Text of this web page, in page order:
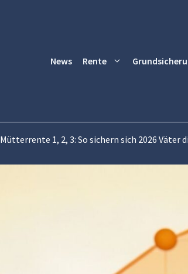
News Rente
Mütterrente 1, 2, 3: So sichern sich 2026